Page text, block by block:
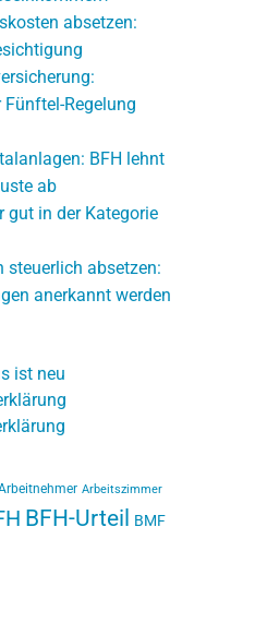
absetzen:
Regelung
BFH lehnt
ab
gut in der Kategorie
steuerlich absetzen:
anerkannt werden
ist neu
Arbeitszimmer
BFH-Urteil BMF